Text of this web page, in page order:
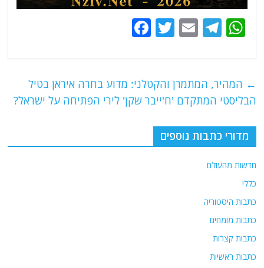
W
s
A
p
p
T
g
ra
m
E
l
T
er
e
b
o
← המהיר, המתמרן והקטלני: מדוע בחרה איראן בטיל
הבליסטי המתקדם 'ח'ייבר שקן' לירי הפתיחה על ישראל?
מדורי כתבות נוספים
חדשות מהעולם
כללי
כתבות היסטוריה
כתבות מומחים
כתבות קצרות
כתבות ראשיות